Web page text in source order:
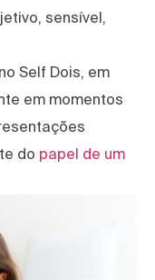
sensível,
Self Dois, em
em momentos
do papel de um